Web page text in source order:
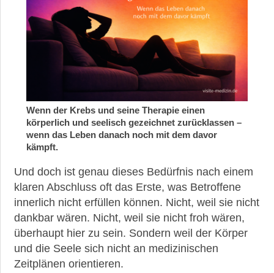
Wenn der Krebs und seine Therapie einen
körperlich und seelisch gezeichnet zurücklassen –
wenn das Leben danach noch mit dem davor
kämpft.
Und doch ist genau dieses Bedürfnis nach einem
klaren Abschluss oft das Erste, was Betroffene
innerlich nicht erfüllen können. Nicht, weil sie nicht
dankbar wären. Nicht, weil sie nicht froh wären,
überhaupt hier zu sein. Sondern weil der Körper
und die Seele sich nicht an medizinischen
Zeitplänen orientieren.
Kann
ich
während
meiner
Krebsbehandlung
gekündigt
Krankenversicherung:
Welche
Leistungen
werden
Bekannte
Persönlichkeiten
mit
Krebs